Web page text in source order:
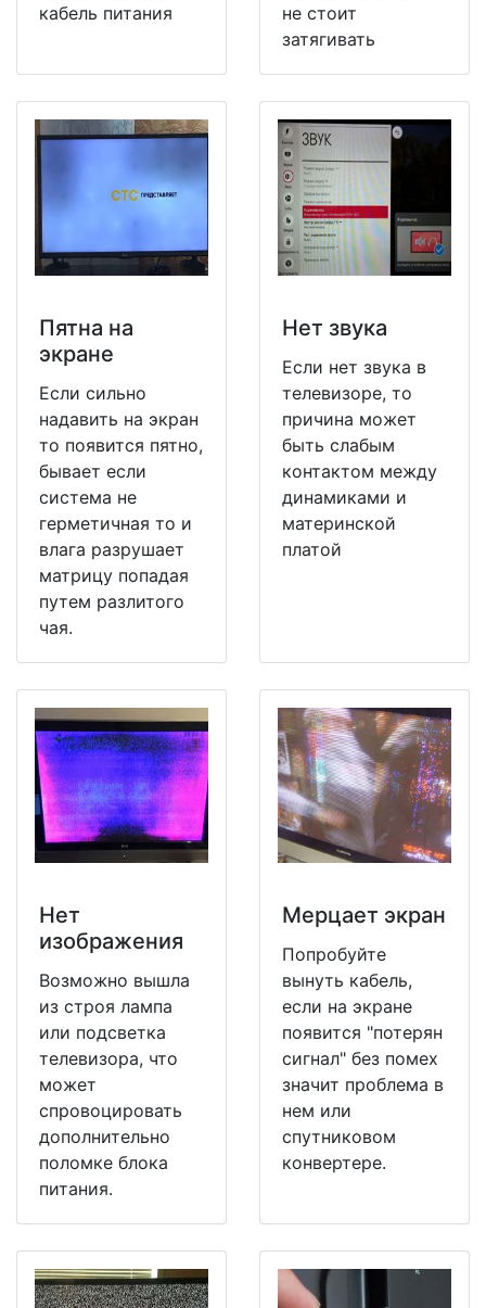
кабель питания
не стоит
затягивать
Пятна на
экране
Если сильно
надавить на экран
то появится пятно,
бывает если
система не
герметичная то и
влага разрушает
матрицу попадая
путем разлитого
чая.
Нет звука
Если нет звука в
телевизоре, то
причина может
быть слабым
контактом между
динамиками и
материнской
платой
Нет
изображения
Возможно вышла
из строя лампа
или подсветка
телевизора, что
может
спровоцировать
дополнительно
поломке блока
питания.
Мерцает экран
Попробуйте
вынуть кабель,
если на экране
появится "потерян
сигнал" без помех
значит проблема в
нем или
спутниковом
конвертере.